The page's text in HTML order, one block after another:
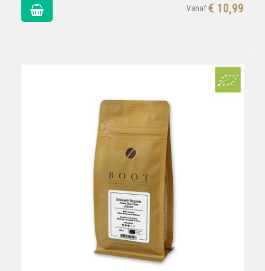
€ 10,99